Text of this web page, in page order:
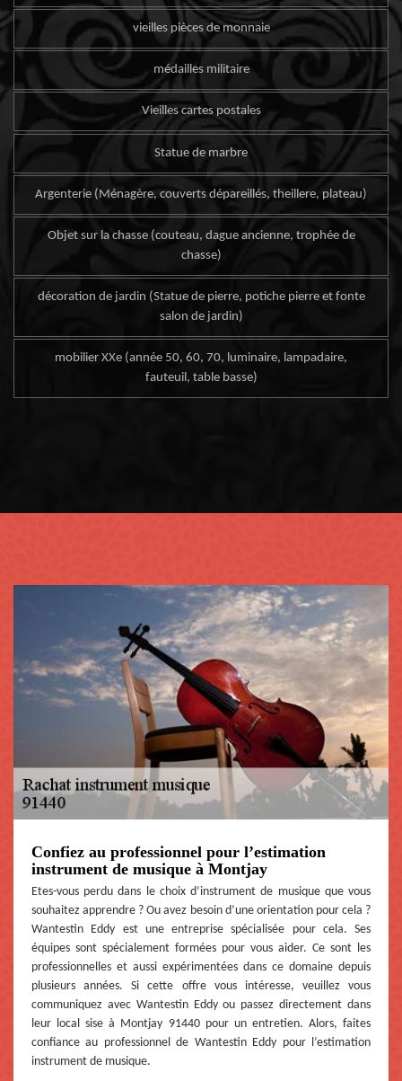
vieilles pièces de monnaie
médailles militaire
Vieilles cartes postales
Statue de marbre
Argenterie (Ménagère, couverts dépareillés, theillere, plateau)
Objet sur la chasse (couteau, dague ancienne, trophée de
chasse)
décoration de jardin (Statue de pierre, potiche pierre et fonte
salon de jardin)
mobilier XXe (année 50, 60, 70, luminaire, lampadaire,
fauteuil, table basse)
Confiez au professionnel pour l’estimation
instrument de musique à Montjay
Etes-vous perdu dans le choix d’instrument de musique que vous
souhaitez apprendre ? Ou avez besoin d’une orientation pour cela ?
Wantestin Eddy est une entreprise spécialisée pour cela. Ses
équipes sont spécialement formées pour vous aider. Ce sont les
professionnelles et aussi expérimentées dans ce domaine depuis
plusieurs années. Si cette offre vous intéresse, veuillez vous
communiquez avec Wantestin Eddy ou passez directement dans
leur local sise à Montjay 91440 pour un entretien. Alors, faites
confiance au professionnel de Wantestin Eddy pour l’estimation
instrument de musique.